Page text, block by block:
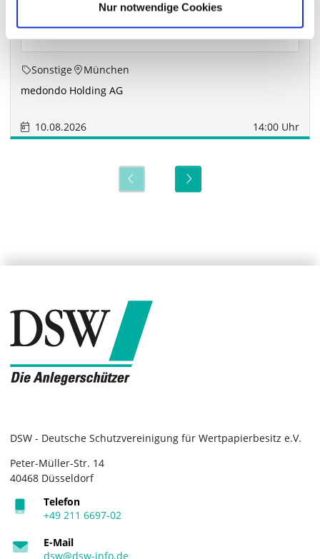
Nur notwendige Cookies
Sonstige
München
medondo Holding AG
10.08.2026 14:00 Uhr
DSW - Deutsche Schutzvereinigung für Wertpapierbesitz e.V.
Peter-Müller-Str. 14
40468 Düsseldorf
Telefon
+49 211 6697-02
E-Mail
dsw@dsw-info.de